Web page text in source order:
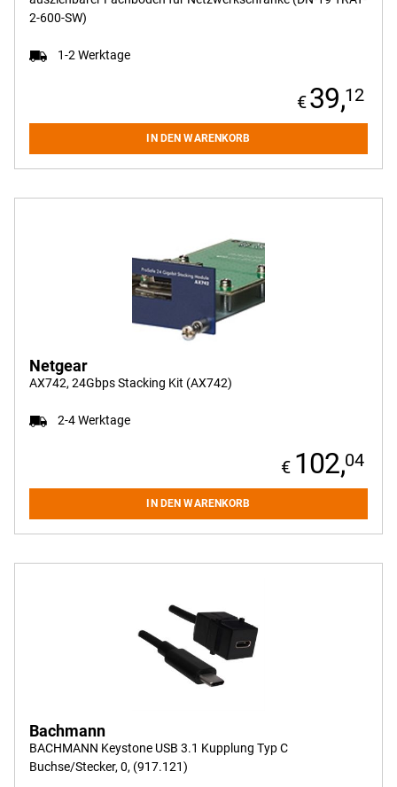
2-600-SW)
1-2 Werktage
39,12
IN DEN WARENKORB
AX742, 24Gbps Stacking Kit (AX742)
2-4 Werktage
102,04
Netgear
IN DEN WARENKORB
BACHMANN Keystone USB 3.1 Kupplung Typ C
Buchse/Stecker, 0, (917.121)
Bachmann